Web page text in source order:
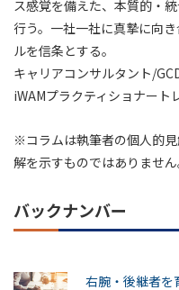
ス感覚を備えた、本質的・
行う。一社一社に真摯に向
ルを信条とする。
キャリアコンサルタント/
iWAMプラクティショナート
※コラムは執筆者の個人的
解を示すものではありません
バックナンバー
右腕・後継者